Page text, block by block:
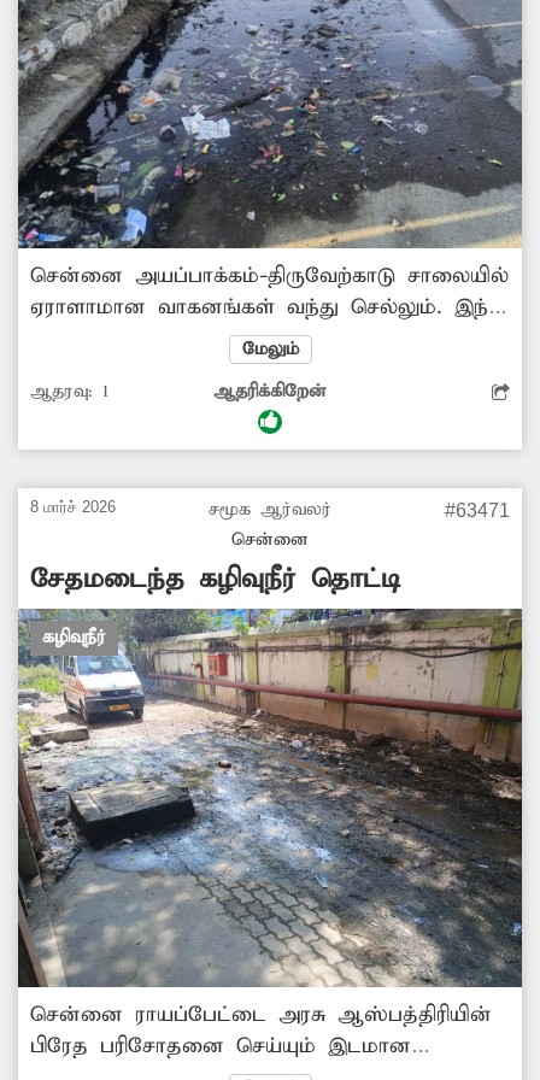
சென்னை அயப்பாக்கம்-திருவேற்காடு சாலையில்
ஏராளாமான வாகனங்கள் வந்து செல்லும். இந்த
சாலையின் ஓரத்தில் கழிவுநீர் சமீப காலமாக
ஓடுகிறது. இதனால் அந்த பகுதியில் மிகுந்த
துர்நாற்றம் வீசுகிறது. மேலும் சுகாதார சீர்கேடு
நிலை ஏற்பட்டுள்ளது. சாலையில் செல்லும்
மூடிக்கொண்டு செல்லும் அவலநிலை
ஏற்பட்டுள்ளது. எனவே சம்பந்தப்பட்ட துறை
அதிகாரிகள் விரைந்து நடவடிக்கை
எடுக்கவேண்டும்.
மேலும்
ஆதரவு: 1 ஆதரிக்கிறேன்
8 மார்ச் 2026
சமூக ஆர்வலர்
சென்னை
#63471
சேதமடைந்த கழிவுநீர் தொட்டி
கழிவுநீர்
சென்னை ராயப்பேட்டை அரசு ஆஸ்பத்திரியின்
பிரேத பரிசோதனை செய்யும் இடமான